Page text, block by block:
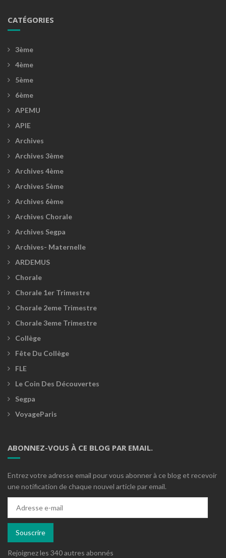
CATÉGORIES
3ème
4ème
5ème
6ème
APEMU
APIE
Archives
Archives 3ème
Archives 4ème
Archives 5ème
Archives 6ème
Archives Chorale
Archives Segpa
Archives- Maternelle
ARDEMUS
Chorale
Chorale 1er Trimestre
Chorale 2eme Trimestre
Chorale 3eme Trimestre
Collège
Fête Du Collège
FLE
Le Coin Des Découvertes
Segpa
VoyageParis
ABONNEZ-VOUS À CE BLOG PAR EMAIL.
Entrez votre adresse email pour vous abonner à ce blog et recevoir
une notification de chaque nouvel article par email.
mail
Souscrire
Rejoignez les 340 autres abonnés